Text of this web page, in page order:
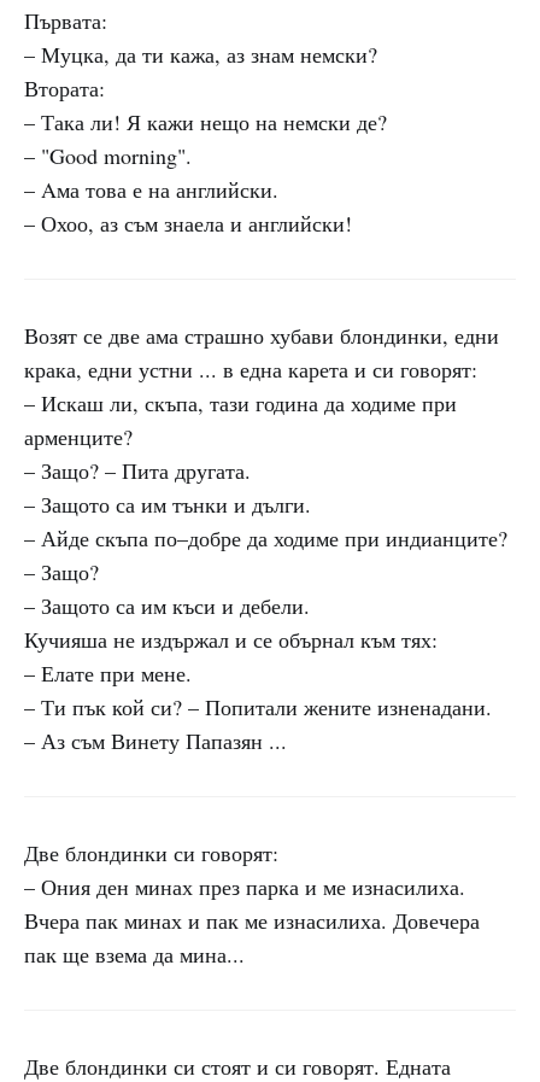
Първата:
– Муцка, да ти кажа, аз знам немски?
Втората:
– Така ли! Я кажи нещо на немски де?
– "Good morning".
– Aма това е на английски.
– Охоо, аз съм знаела и английски!
Возят се две ама страшно хубави блондинки, едни
крака, едни устни ... в една карета и си говорят:
– Искаш ли, скъпа, тази година да ходиме при
арменците?
– Защо? – Пита другата.
– Защото са им тънки и дълги.
– Айде скъпа по–добре да ходиме при индианците?
– Защо?
– Защото са им къси и дебели.
Кучияша не издържал и се обърнал към тях:
– Елате при мене.
– Ти пък кой си? – Попитали жените изненадани.
– Аз съм Винету Папазян ...
Две блондинки си говорят:
– Ония ден минах през парка и ме изнасилиха.
Вчера пак минах и пак ме изнасилиха. Довечера
пак ще взема да мина...
Две блондинки си стоят и си говорят. Едната